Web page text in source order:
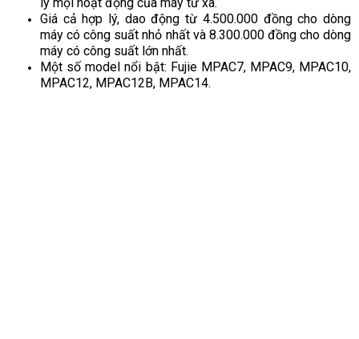
Giá cả hợp lý, dao động từ 4.500.000 đồng cho dòng
máy có công suất nhỏ nhất và 8.300.000 đồng cho dòng
máy có công suất lớn nhất.
Một số model nổi bật: Fujie MPAC7, MPAC9, MPAC10,
MPAC12, MPAC12B, MPAC14.